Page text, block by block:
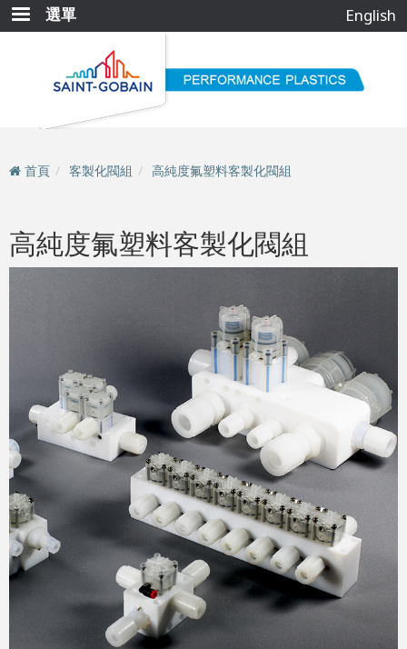
移
至
選單 English
首頁 客製化閥組 高純度氟塑料客製化閥組
高純度氟塑料客製化閥組